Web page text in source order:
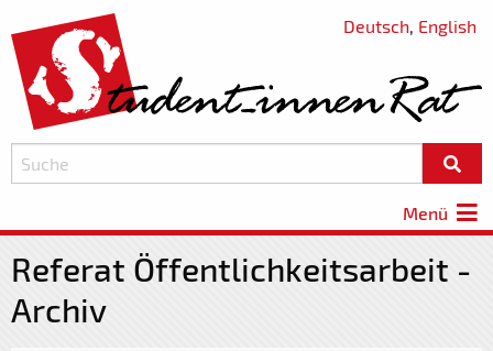
Deutsch, English
Menü
Referat Öffentlichkeitsarbeit -
Archiv